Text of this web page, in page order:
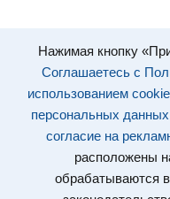
Нажимая кнопку
Соглашаетесь с
использованием
персональных
согласие на
расположены
обрабатываются